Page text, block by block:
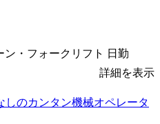
ン・フォークリフト 日勤
詳細を表示